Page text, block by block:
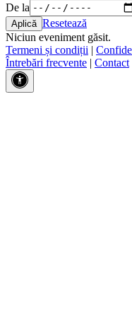
De la
Resetează
Niciun eveniment găsit.
Termeni și condiții |
Întrebări frecvente | Contact